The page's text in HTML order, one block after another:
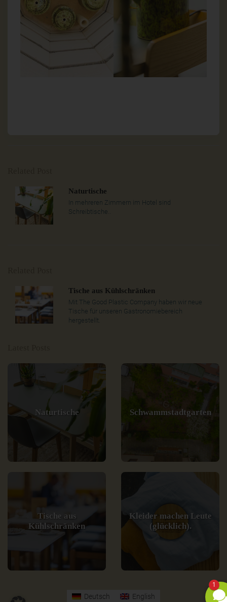
Naturtische
In mehreren Zimmern im Hotel sind
Schreibtische..
Tische aus Kühlschränken
Mit The Good Plastic Company haben wir neue
Tische für unseren Gastronomiebereich
hergestellt.
Naturtische Schwammstadtgarten
Tische aus
Kühlschränken
Kleider machen Leute
(glücklich).
Deutsch English
1